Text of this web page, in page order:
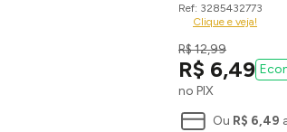
3285432773
Clique e veja!
R$12,99
R$ 6,49
no PIX
Ou R$ 6,49